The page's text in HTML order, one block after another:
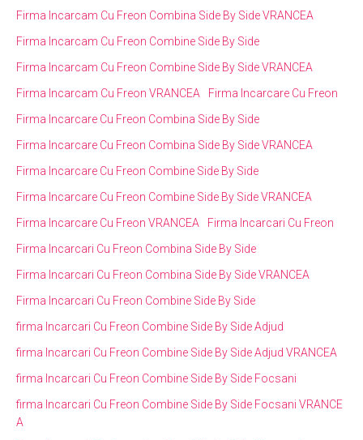
Firma Incarcam Cu Freon Combina Side By Side VRANCEA
Firma Incarcam Cu Freon Combine Side By Side
Firma Incarcam Cu Freon Combine Side By Side VRANCEA
Firma Incarcam Cu Freon VRANCEA
Firma Incarcare Cu Freon
Firma Incarcare Cu Freon Combina Side By Side
Firma Incarcare Cu Freon Combina Side By Side VRANCEA
Firma Incarcare Cu Freon Combine Side By Side
Firma Incarcare Cu Freon Combine Side By Side VRANCEA
Firma Incarcare Cu Freon VRANCEA
Firma Incarcari Cu Freon
Firma Incarcari Cu Freon Combina Side By Side
Firma Incarcari Cu Freon Combina Side By Side VRANCEA
Firma Incarcari Cu Freon Combine Side By Side
firma Incarcari Cu Freon Combine Side By Side Adjud
firma Incarcari Cu Freon Combine Side By Side Adjud VRANCEA
firma Incarcari Cu Freon Combine Side By Side Focsani
firma Incarcari Cu Freon Combine Side By Side Focsani VRANCE
A